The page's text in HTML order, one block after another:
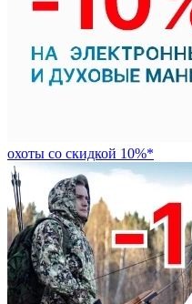
охоты со скидкой 10%*